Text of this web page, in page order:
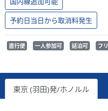
予約日当日から取消料発生
直行便 一人参加可 延泊可 フ
東京 (羽田)発/ホノルル